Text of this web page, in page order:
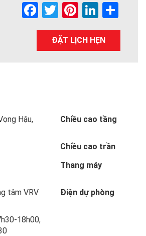
F
a
ce
T
wi
tt
Pi
nt
er
Li
n
ke
h
ĐẶT LỊCH HẸN
Hậu,
Chiều cao tầng
Chiều cao trần
Thang máy
tâm VRV
Điện dự phòng
18h00,